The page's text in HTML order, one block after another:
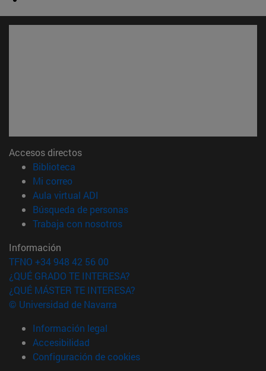
Accesos directos
Biblioteca
Mi correo(abre en nueva ventana)
Aula virtual ADI
Búsqueda de personas(abre en nueva ventana)
Trabaja con nosotros(abre en nueva ventana)
Información
TFNO +34 948 42 56 00
¿QUÉ GRADO TE INTERESA?
¿QUÉ MÁSTER TE INTERESA?
© Universidad de Navarra
Información legal
Accesibilidad
Configuración de cookies